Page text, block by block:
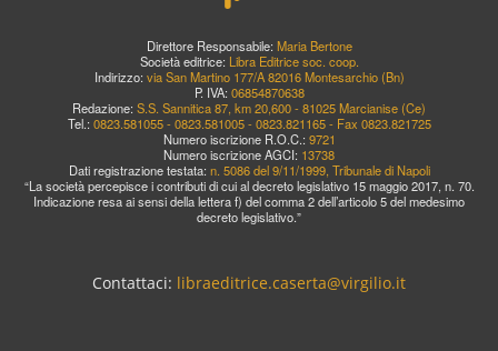
Direttore Responsabile: Maria Bertone
Società editrice: Libra Editrice soc. coop.
Indirizzo: via San Martino 177/A 82016 Montesarchio (Bn)
P. IVA: 06854870638
Redazione: S.S. Sannitica 87, km 20,600 - 81025 Marcianise (Ce)
Tel.: 0823.581055 - 0823.581005 - 0823.821165 - Fax 0823.821725
Numero iscrizione R.O.C.: 9721
Numero iscrizione AGCI: 13738
Dati registrazione testata: n. 5086 del 9/11/1999, Tribunale di Napoli
“La società percepisce i contributi di cui al decreto legislativo 15 maggio 2017, n. 70.
Indicazione resa ai sensi della lettera f) del comma 2 dell’articolo 5 del medesimo
decreto legislativo.”
Contattaci: libraeditrice.caserta@virgilio.it